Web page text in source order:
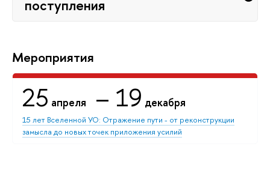
поступления
Мероприятия
25 апреля – 19 декабря
15 лет Вселенной УО: Отражение пути - от реконструкции
замысла до новых точек приложения усилий